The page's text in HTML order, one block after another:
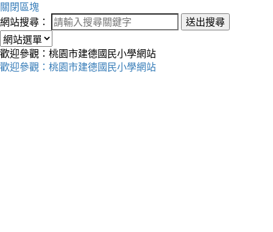
關閉區塊
網站搜尋：
送出搜尋
歡迎參觀：桃園市建德國民小學網站
歡迎參觀：桃園市建德國民小學網站